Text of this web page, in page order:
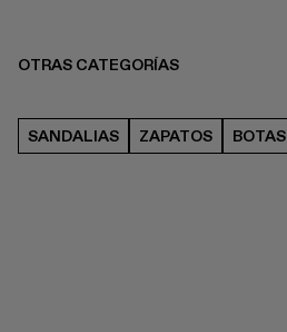
OTRAS CATEGORÍAS
SANDALIAS ZAPATOS BOTAS